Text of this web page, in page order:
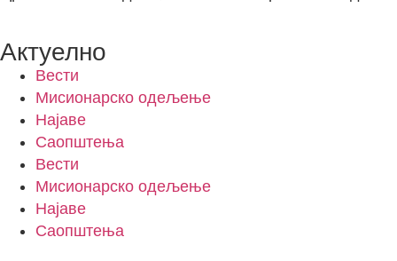
Актуелно
Вести
Мисионарско одељење
Најаве
Саопштења
Вести
Мисионарско одељење
Најаве
Саопштења